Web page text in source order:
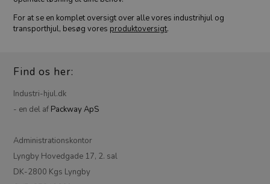
For at se en komplet oversigt over alle vores industrihjul og
transporthjul, besøg vores produktoversigt.
Find os her:
Industri-hjul.dk
- en del af Packway ApS
Administrationskontor
Lyngby Hovedgade 17, 2. sal
DK-2800 Kgs Lyngby